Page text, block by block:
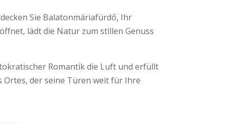
Sie Balatonmáriafürdő, Ihr
lädt die Natur zum stillen Genuss
Romantik die Luft und erfüllt
Ortes, der seine Türen weit für Ihre